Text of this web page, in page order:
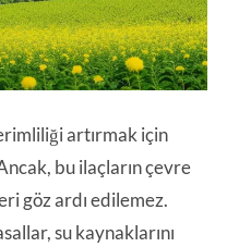
artırmak için
bu ilaçların çevre
göz ardı edilemez.
su kaynaklarını